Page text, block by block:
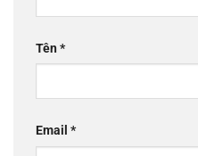
Tên*
Email *